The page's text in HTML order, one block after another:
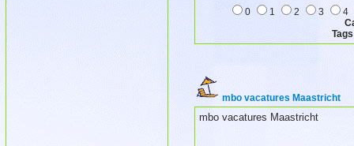
0
1 2 3
4
Tags
mbo vacatures Maastricht
mbo vacatures Maastricht